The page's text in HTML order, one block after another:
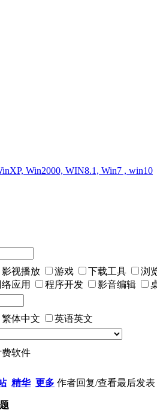
Win2000, WIN8.1, Win7 , win10
影视播放 游戏 下载工具 浏
络应用 程序开发 影音编辑
繁体中文
英语英文
费软件
精华 更多 作者回复/查看最后发表